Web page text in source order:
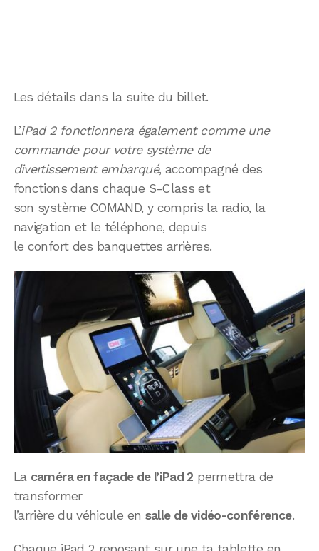
Les détails dans la suite du billet.
L’iPad 2 fonctionnera également comme une
commande pour votre système de
divertissement embarqué, accompagné des
fonctions dans chaque S-Class et
son système COMAND, y compris la radio, la
navigation et le téléphone, depuis
le confort des banquettes arrières.
La caméra en façade de l’iPad 2 permettra de
transformer
l’arrière du véhicule en salle de vidéo-conférence.